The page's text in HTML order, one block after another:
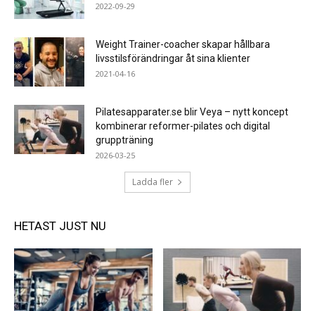
2022-09-29
Weight Trainer-coacher skapar hållbara
livsstilsförändringar åt sina klienter
2021-04-16
Pilatesapparater.se blir Veya – nytt koncept
kombinerar reformer-pilates och digital
gruppträning
2026-03-25
Ladda fler
HETAST JUST NU